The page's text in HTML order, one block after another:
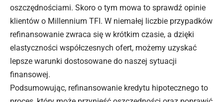
oszczędnościami. Skoro o tym mowa to sprawdź opinie
klientów o Millennium TFI . W niemałej liczbie przypadków
refinansowanie zwraca się w krótkim czasie, a dzięki
elastyczności współczesnych ofert, możemy uzyskać
lepsze warunki dostosowane do naszej sytuacji
finansowej.
Podsumowując, refinansowanie kredytu hipotecznego to